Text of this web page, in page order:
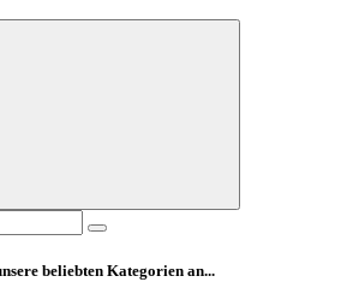
beliebten Kategorien an...